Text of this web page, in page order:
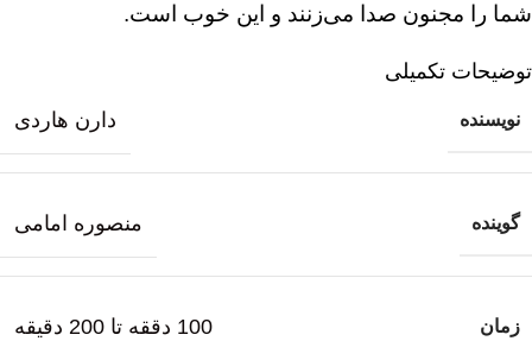
شما را مجنون صدا می‌زنند و این خوب است.
توضیحات تکمیلی
نویسنده دارن هاردی
گوینده منصوره امامی
زمان 100 دققه تا 200 دقیقه